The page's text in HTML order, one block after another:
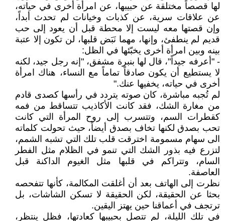
لها قصصاً مختلقة عن حبيبها، عن امرأة أخرى في حياته،
عن علاقات سرية، عن كذبات وخيانات لم تحدث أبداً،
وإن قصتها معه ليست إلا محطة قبل أن يعود إلى حب
قديم لم ينطفئ، وإنها، مهما نَبَض قلبها، لن تكون إلا عتبة
بينه وبين امرأة أخرى يخبّئها في الظل:
- "أعرفه جيداً"، قال لها بنبرة مشفق، "إنه رجل جيد، لكنه
لا يستطيع أن يكون صادقاً تماماً مع النساء، هناك امرأة
أخرى في حياته، يخفيها عنك."
لم تُجبه مباشرة، كان صوته يتردد في رأسها كصدى قادم
من مغارة الشك، فقد كانت الأكاذيب تتساقط من فمه
كقطرات السم، وتتسرب إلى روح المرأة التي كانت
تحب بصدق لكنها تخاف بصدق أيضاً، حيث تحولت كلماته
الى سهام مسمومة اخترقت قلب تلك التي تشبه الشمم،
لتزرع فيه بذور الشك التي تنمو في الظلام مثل الفطر
السام، وتتراكم في قلبها مثل الغيوم الداكنة قبل
العاصفة.
نظرت إلى الهاتف بعد أن أغلقت المكالمة، كأنها تتفحصه
بحثا عن الحقيقة، لكن الحقيقة لا تسكن الشاشات، بل
ترتجف في أعماقنا حين يهتز اليقين.
في تلك الليلة، لم تتصل بحبيبها كعادتها، فظل ينتظر،